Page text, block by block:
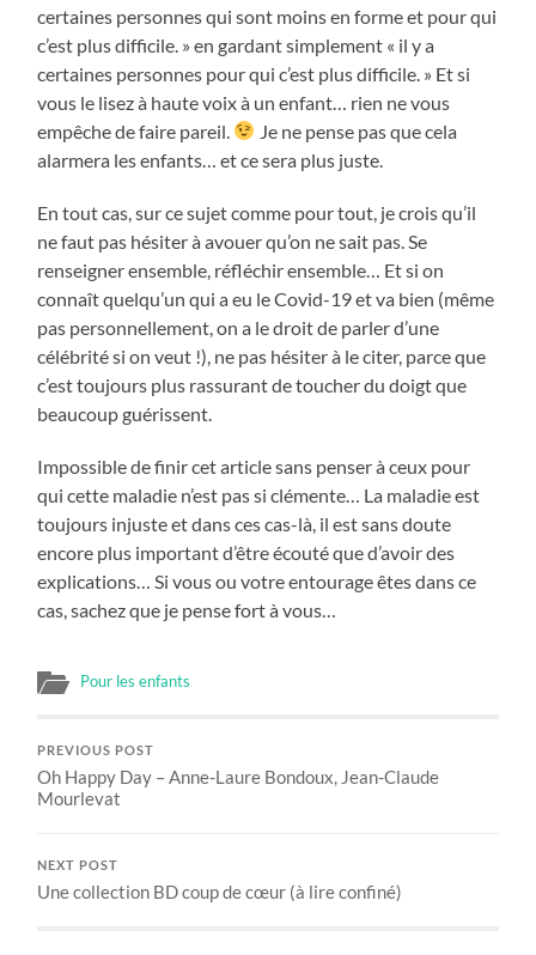
certaines personnes qui sont moins en forme et pour qui
c’est plus difficile. » en gardant simplement « il y a
certaines personnes pour qui c’est plus difficile. » Et si
vous le lisez à haute voix à un enfant… rien ne vous
empêche de faire pareil.
Je ne pense pas que cela
alarmera les enfants… et ce sera plus juste.
En tout cas, sur ce sujet comme pour tout, je crois qu’il
ne faut pas hésiter à avouer qu’on ne sait pas. Se
renseigner ensemble, réfléchir ensemble… Et si on
connaît quelqu’un qui a eu le Covid-19 et va bien (même
pas personnellement, on a le droit de parler d’une
célébrité si on veut !), ne pas hésiter à le citer, parce que
c’est toujours plus rassurant de toucher du doigt que
beaucoup guérissent.
Impossible de finir cet article sans penser à ceux pour
qui cette maladie n’est pas si clémente… La maladie est
toujours injuste et dans ces cas-là, il est sans doute
encore plus important d’être écouté que d’avoir des
explications… Si vous ou votre entourage êtes dans ce
cas, sachez que je pense fort à vous…
Pour les enfants
PREVIOUS POST
Oh Happy Day – Anne-Laure Bondoux, Jean-Claude
Mourlevat
NEXT POST
Une collection BD coup de cœur (à lire confiné)